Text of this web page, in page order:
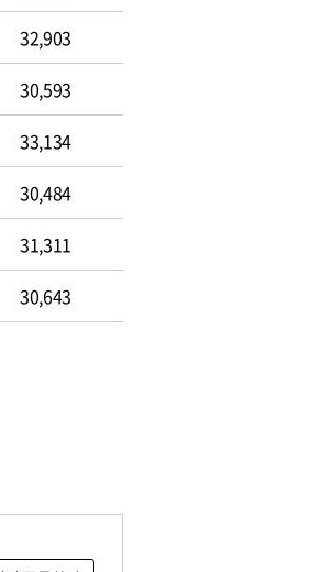
32,903
30,593
33,134
30,484
31,311
30,643